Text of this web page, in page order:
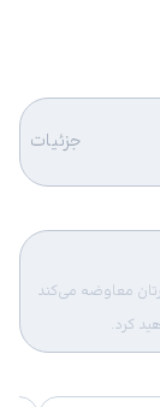
جزئیات
معاوضه می‌کند
کرد.